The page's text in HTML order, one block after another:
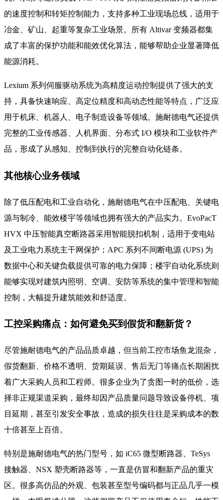
的速度控制和转矩控制能力，支持多种工业现场总线，适用于
冶金、矿山、起重等复杂工业场景。所有 Altivar 变频器都集
成了丰富的保护功能和能效优化算法，能够帮助企业显著降低
能源消耗。
Lexium 系列伺服驱动系统为高精度运动控制提供了强大的支
持，具备快速响应、高定位精度和高动态性能等特点，广泛应
用于机床、机器人、电子制造设备等领域。施耐德电气还提供
完整的工业传感器、人机界面、分布式 I/O 模块和工业软件产
品，形成了从感知、控制到执行的完整自动化链条。
其他核心业务领域
除了低压配电和工业自动化，施耐德电气在中压配电、关键电
源与制冷、能效楼宇等领域也拥有强大的产品实力。EvoPacT
HVX 中压智能真空断路器采用智能脱扣机制，适用于变电站
及工业电力系统主干网保护；APC 系列不间断电源 (UPS) 为
数据中心和关键负载提供可靠的电力保障；楼宇自动化系统则
能够实现对建筑内照明、空调、安防等系统的集中管理和智能
控制，大幅提升建筑能效和舒适度。
工控采购痛点：如何避免买到假货和翻新货？
尽管施耐德电气的产品品质卓越，但当前工控市场鱼龙混杂，
假货翻新、价格不透明、货期延误、售后无门等痛点长期困扰
着广大采购人员和工程师。很多企业为了贪图一时的低价，选
择非正规渠道采购，最终却因产品质量问题导致设备停机、项
目延期，甚至引发安全事故，造成的损失往往是采购成本的数
十倍甚至上百倍。
特别是施耐德电气的热门型号，如 iC65 微型断路器、TeSys
接触器、NSX 塑壳断路器等，一直是仿冒和翻新产品的重灾
区。很多高仿品的外观、包装甚至型号编码都与正品几乎一模